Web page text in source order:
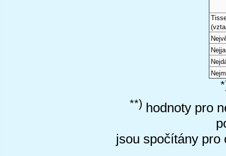
**) hodnoty pro
jsou spočítány pro